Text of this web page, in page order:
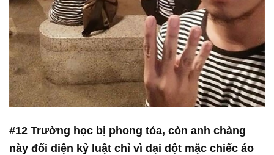
#12 Trường học bị phong tỏa, còn anh chàng
này đối diện kỷ luật chỉ vì dại dột mặc chiếc áo